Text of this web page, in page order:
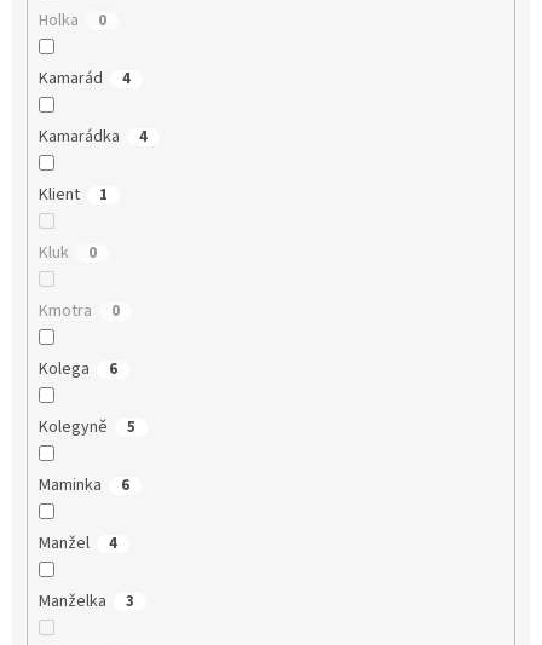
Holka 0
Kamarád 4
Kamarádka 4
Klient 1
Kluk 0
Kmotra 0
Kolega 6
Kolegyně 5
Maminka 6
Manžel 4
Manželka 3